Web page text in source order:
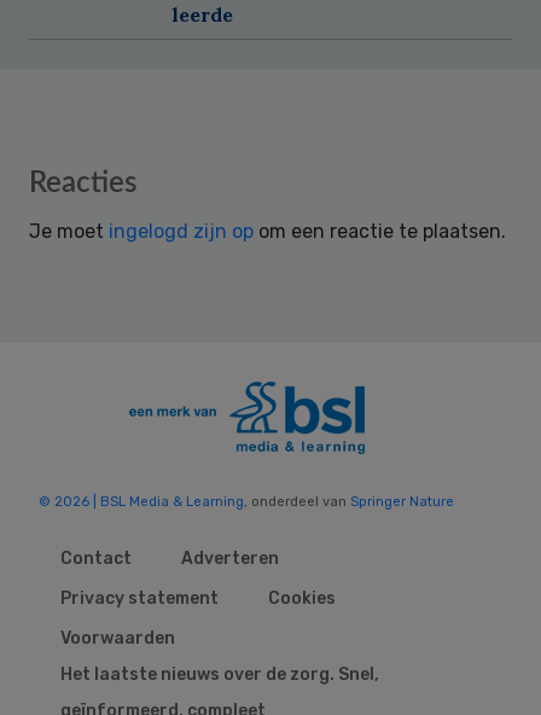
leerde
Reader
Reacties
Je moet ingelogd zijn op om een reactie te plaatsen.
© 2026 | BSL Media & Learning , onderdeel van Springer Nature
Contact
Adverteren
Privacy statement
Cookies
Voorwaarden
Het laatste nieuws over de zorg. Snel,
geïnformeerd, compleet